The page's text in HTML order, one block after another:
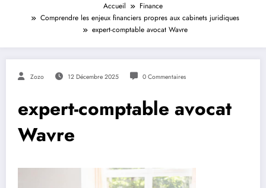
Accueil
Finance
Comprendre les enjeux financiers propres aux cabinets juridiques
expert-comptable avocat Wavre
Zozo 12 Décembre 2025 0 Commentaires
expert-comptable avocat
Wavre